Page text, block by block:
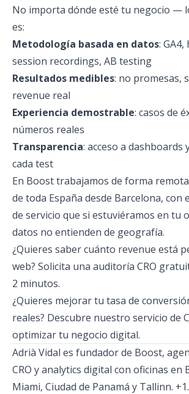
No importa dónde esté tu negocio —
es:
Metodología basada en datos:
session recordings, AB testing
Resultados medibles: no promesas,
revenue real
Experiencia demostrable: casos de
números reales
Transparencia: acceso a dashboards
cada test
En Boost trabajamos de forma
de toda España desde Barcelona, con
de servicio que si estuviéramos en tu
datos no entienden de geografía.
¿Quieres saber cuánto revenue está
web? Solicita una auditoría CRO
2 minutos.
¿Quieres mejorar tu tasa de
reales? Descubre nuestro servicio de
optimizar tu negocio digital.
Adrià Vidal es fundador de Boost,
CRO y analytics digital con oficinas en
Miami, Ciudad de Panamá y Tallinn.